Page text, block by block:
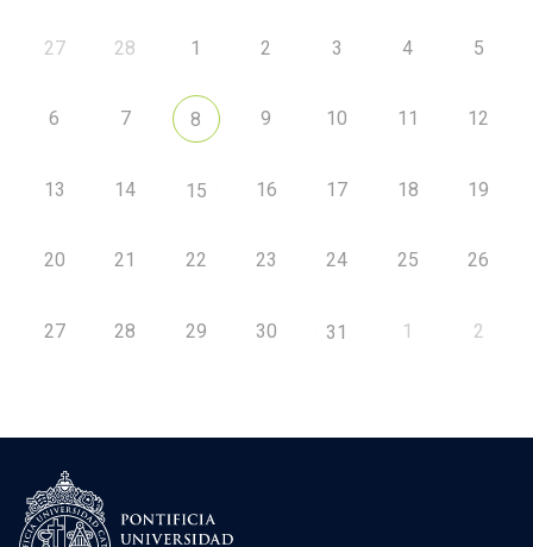
27 28 1 2 3 4 5
6 7 8 9 10 11 12
13 14 15 16 17 18 19
20 21 22 23 24 25 26
27 28 29 30 31 1 2